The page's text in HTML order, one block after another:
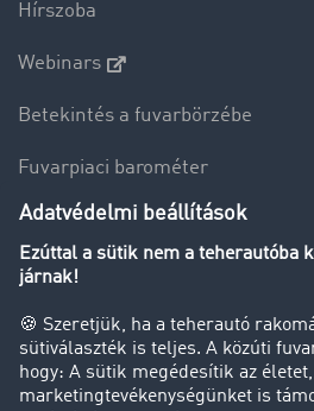
Hírszoba
Webinars
Betekintés a fuvarbörzébe
Fuvarpiaci barométer
Transzportlexikon
Tehergépkocsi-forgalomkorlátozás
Cég
Sikertörténetek